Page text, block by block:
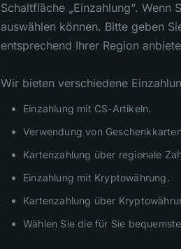
Schaltfläche „Einzahlung“.
auswählen können. Bitte geben
entsprechend Ihrer Region
Wir bieten verschiedene
Einzahlung mit CS-Artikeln.
Verwendung von
Kartenzahlung über regionale
Einzahlung mit Kryptowährung.
Kartenzahlung über
Wählen Sie die für Sie